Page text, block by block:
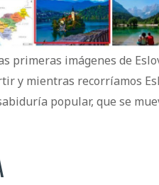
primeras imágenes de
y mientras recorríamos
popular, que se